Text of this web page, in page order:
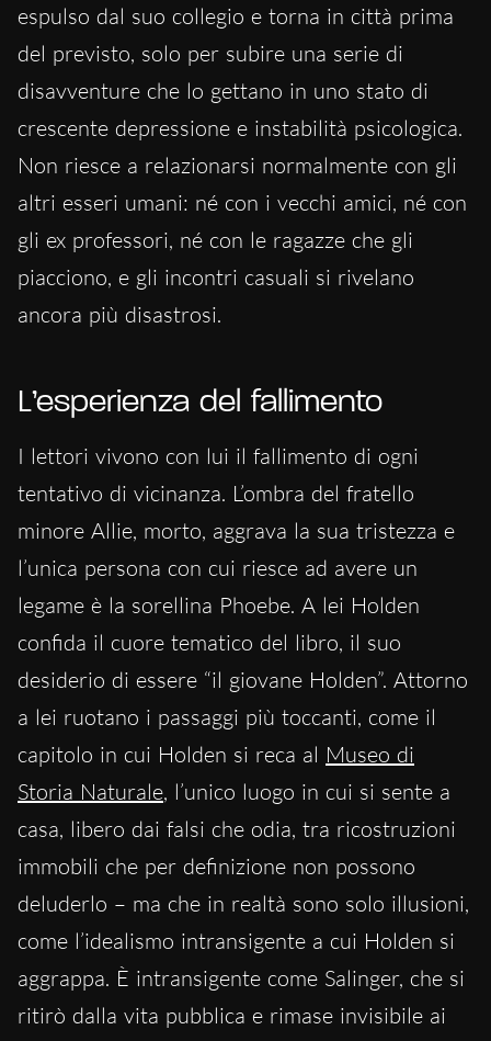
espulso dal suo collegio e torna in città prima
del previsto, solo per subire una serie di
disavventure che lo gettano in uno stato di
crescente depressione e instabilità psicologica.
Non riesce a relazionarsi normalmente con gli
altri esseri umani: né con i vecchi amici, né con
gli ex professori, né con le ragazze che gli
piacciono, e gli incontri casuali si rivelano
ancora più disastrosi.
L’esperienza del fallimento
I lettori vivono con lui il fallimento di ogni
tentativo di vicinanza. L’ombra del fratello
minore Allie, morto, aggrava la sua tristezza e
l’unica persona con cui riesce ad avere un
legame è la sorellina Phoebe. A lei Holden
confida il cuore tematico del libro, il suo
desiderio di essere “il giovane Holden”. Attorno
a lei ruotano i passaggi più toccanti, come il
capitolo in cui Holden si reca al Museo di
Storia Naturale, l’unico luogo in cui si sente a
casa, libero dai falsi che odia, tra ricostruzioni
immobili che per definizione non possono
deluderlo – ma che in realtà sono solo illusioni,
come l’idealismo intransigente a cui Holden si
aggrappa. È intransigente come Salinger, che si
ritirò dalla vita pubblica e rimase invisibile ai